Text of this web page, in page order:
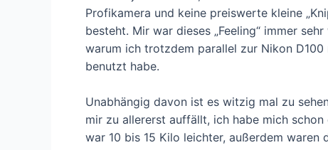
Profikamera und keine preiswerte kleine
besteht. Mir war dieses „Feeling“ immer
warum ich trotzdem parallel zur Nikon
benutzt habe.
Unabhängig davon ist es witzig mal zu
mir zu allererst auffällt, ich habe mich
war 10 bis 15 Kilo leichter, außerdem waren